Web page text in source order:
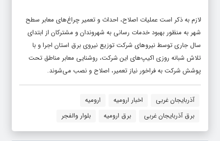
لازم به ذکر است عملیات اصلاح، احداث و تعمیر چراغ‌های معابر سطح
شهر به منظور بهبود خدمات رسانی به شهروندان و مشترکان از ابتدای
سال جاری توسط نیروهای شرکت توزیع نیروی برق استان اجرا و با
تلاش شبانه روزی اکیپ‌های این شرکت، روشنایی معابر مناطق تحت
پوشش شرکت به فراخور نیاز تعمیر، اصلاح و نصب می‌شوند.
آذربایجان غربی اخبار ارومیه
ارومیه
برق آذربایجان غربی
برق ارومیه بلوار والفجر